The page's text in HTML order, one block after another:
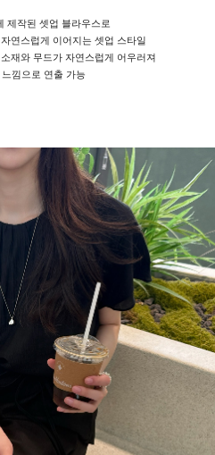
제작된 셋업 블라우스로
연스럽게 이어지는 셋업 스타일
재와 무드가 자연스럽게 어우러져
낌으로 연출 가능